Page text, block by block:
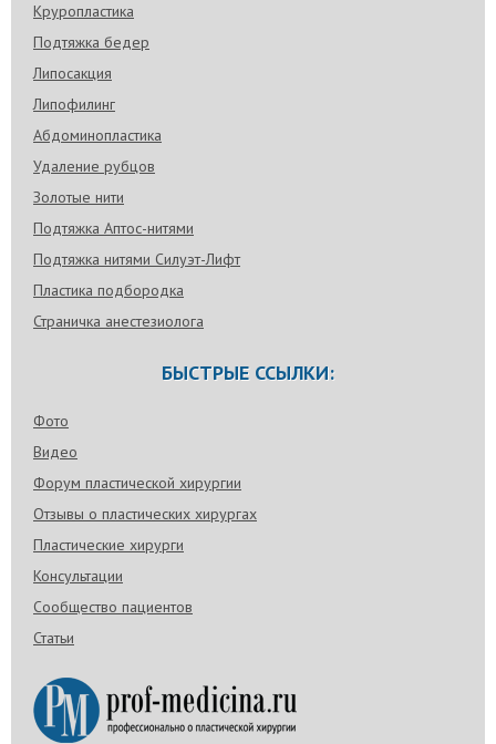
Круропластика
Подтяжка бедер
Липосакция
Липофилинг
Абдоминопластика
Удаление рубцов
Золотые нити
Подтяжка Аптос-нитями
Подтяжка нитями Силуэт-Лифт
Пластика подбородка
Страничка анестезиолога
БЫСТРЫЕ ССЫЛКИ:
Фото
Видео
Форум пластической хирургии
Отзывы о пластических хирургах
Пластические хирурги
Консультации
Сообщество пациентов
Статьи